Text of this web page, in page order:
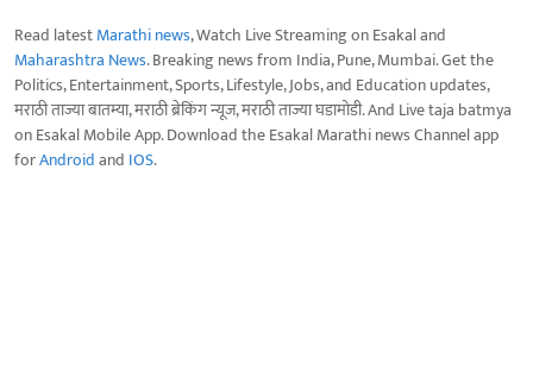
Read latestMarathi news, Watch Live Streaming on Esakal and
Maharashtra News. Breaking news from India, Pune, Mumbai. Get the
Politics, Entertainment, Sports, Lifestyle, Jobs, and Education updates,
मराठी ताज्या बातम्या, मराठी ब्रेकिंग न्यूज, मराठी ताज्या घडामोडी. And Live taja batmya
on Esakal Mobile App. Download the Esakal Marathi news Channel app
forAndroidand IOS.